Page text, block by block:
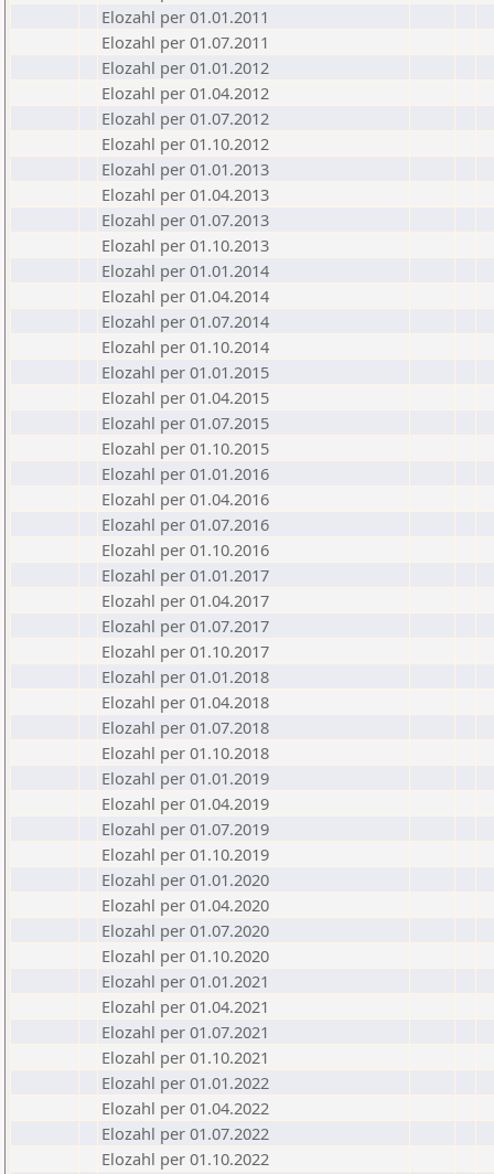
Elozahl per 01.01.2011
Elozahl per 01.07.2011
Elozahl per 01.01.2012
Elozahl per 01.04.2012
Elozahl per 01.07.2012
Elozahl per 01.10.2012
Elozahl per 01.01.2013
Elozahl per 01.04.2013
Elozahl per 01.07.2013
Elozahl per 01.10.2013
Elozahl per 01.01.2014
Elozahl per 01.04.2014
Elozahl per 01.07.2014
Elozahl per 01.10.2014
Elozahl per 01.01.2015
Elozahl per 01.04.2015
Elozahl per 01.07.2015
Elozahl per 01.10.2015
Elozahl per 01.01.2016
Elozahl per 01.04.2016
Elozahl per 01.07.2016
Elozahl per 01.10.2016
Elozahl per 01.01.2017
Elozahl per 01.04.2017
Elozahl per 01.07.2017
Elozahl per 01.10.2017
Elozahl per 01.01.2018
Elozahl per 01.04.2018
Elozahl per 01.07.2018
Elozahl per 01.10.2018
Elozahl per 01.01.2019
Elozahl per 01.04.2019
Elozahl per 01.07.2019
Elozahl per 01.10.2019
Elozahl per 01.01.2020
Elozahl per 01.04.2020
Elozahl per 01.07.2020
Elozahl per 01.10.2020
Elozahl per 01.01.2021
Elozahl per 01.04.2021
Elozahl per 01.07.2021
Elozahl per 01.10.2021
Elozahl per 01.01.2022
Elozahl per 01.04.2022
Elozahl per 01.07.2022
Elozahl per 01.10.2022